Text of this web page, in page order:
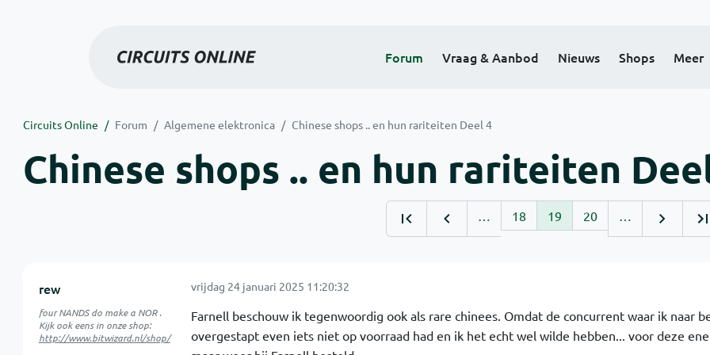
Forum Vraag & Aanbod Nieuws Shops Meer
Circuits Online Forum Algemene elektronica Chinese shops .. en hun rariteiten Deel 4
Chinese shops .. en hun rariteiten
… 18 19 20 …
rew
four NANDS do make a NOR .
Kijk ook eens in onze shop:
http://www.bitwizard.nl/shop/
vrijdag 24 januari 2025 11:20:32
Farnell beschouw ik tegenwoordig ook als rare chinees. Omdat de concurrent waar ik naar
overgestapt even iets niet op voorraad had en ik het echt wel wilde hebben... voor deze